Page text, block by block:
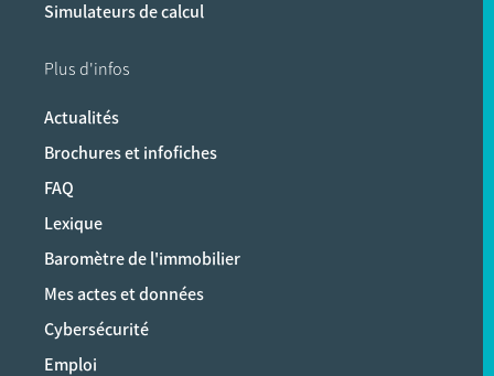
Simulateurs de calcul
Plus d'infos
Actualités
Brochures et infofiches
FAQ
Lexique
Baromètre de l'immobilier
Mes actes et données
Cybersécurité
Emploi